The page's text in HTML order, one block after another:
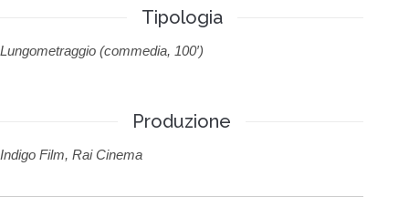
Tipologia
Lungometraggio (commedia, 100′)
Produzione
Indigo Film, Rai Cinema